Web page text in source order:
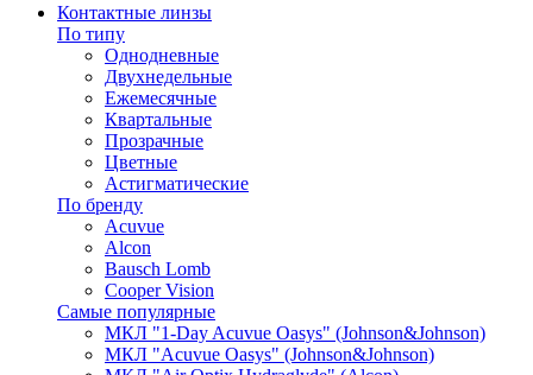
Контактные линзы
По типу
Однодневные
Двухнедельные
Ежемесячные
Квартальные
Прозрачные
Цветные
Астигматические
По бренду
Acuvue
Alcon
Bausch Lomb
Cooper Vision
Самые популярные
МКЛ "1-Day Acuvue Oasys" (Johnson&Johnson)
МКЛ "Acuvue Oasys" (Johnson&Johnson)